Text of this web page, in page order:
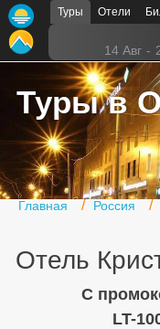
Туры Отели
14 Авг -
Туры в
Главная Россия
Отель
C
LT-
Главная
Горящие туры
Туры в Турцию
Туры в Египет
Туры в ОАЭ
Помощь
Подборки отелей